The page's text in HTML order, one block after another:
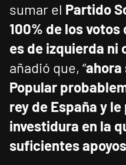
sumar el Partido
100% de los
es de izquierda
añadió que, “ahora
Popular
rey de España y
investidura en la
suficientes apoyos